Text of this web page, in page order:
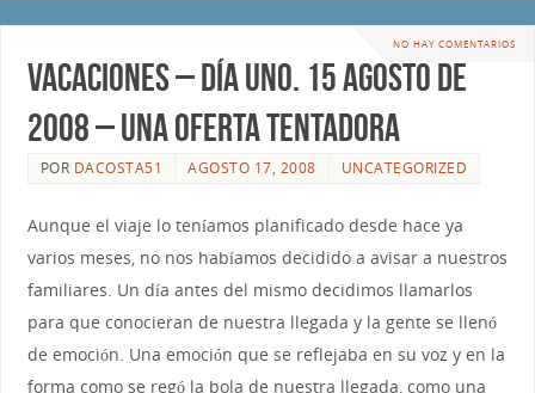
NO HAY COMENTARIOS
Vacaciones – Día Uno. 15 Agosto de
2008 – Una oferta tentadora
POR DACOSTA51 AGOSTO 17, 2008 UNCATEGORIZED
Aunque el viaje lo teníamos planificado desde hace ya
varios meses, no nos habíamos decidido a avisar a nuestros
familiares. Un día antes del mismo decidimos llamarlos
para que conocieran de nuestra llegada y la gente se llenó
de emoción. Una emoción que se reflejaba en su voz y en la
forma como se regó la bola de nuestra llegada, como una